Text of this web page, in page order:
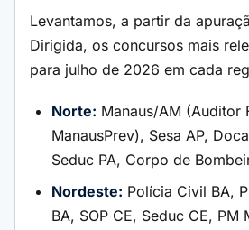
Levantamos, a partir da
Dirigida, os concursos mais
para julho de 2026 em cada
Norte: Manaus/AM (Auditor
ManausPrev), Sesa AP,
Seduc PA, Corpo de
Nordeste: Polícia Civil BA,
BA, SOP CE, Seduc CE, PM